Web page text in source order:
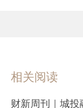
相关阅读
财新周刊｜城